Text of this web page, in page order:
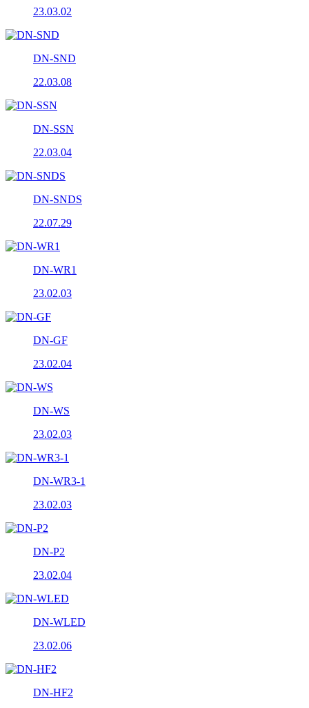
23.03.02
DN-SND
22.03.08
DN-SSN
22.03.04
DN-SNDS
22.07.29
DN-WR1
23.02.03
DN-GF
23.02.04
DN-WS
23.02.03
DN-WR3-1
23.02.03
DN-P2
23.02.04
DN-WLED
23.02.06
DN-HF2